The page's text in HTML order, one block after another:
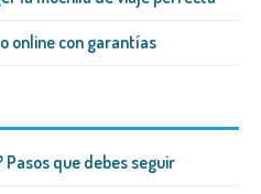
online con garantías
que debes seguir